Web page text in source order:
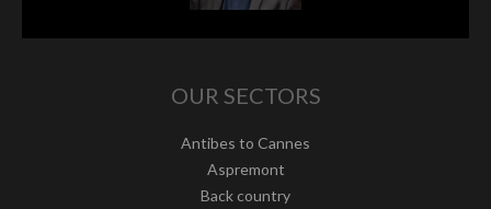
OUR SECTORS
Antibes to Cannes
Aspremont
Back country